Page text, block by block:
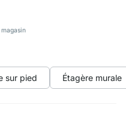
magasin
sur pied Étagère murale